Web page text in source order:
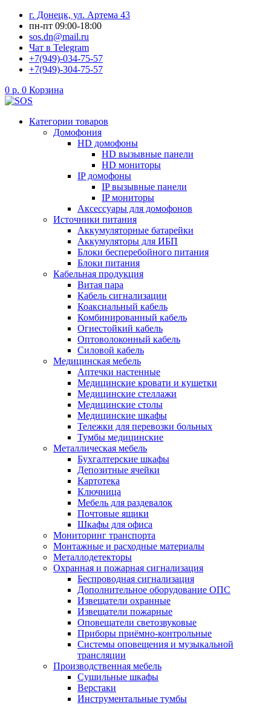
Перейти
содержимому
г. Донецк, ул. Артема 43
пн-пт 09:00-18:00
sos.dn@mail.ru
Чат в Telegram
+7(949)-034-75-57
+7(949)-304-75-57
0 р. 0 Корзина
Категории товаров
Домофония
HD домофоны
HD вызывные панели
HD мониторы
IP домофоны
IP вызывные панели
IP мониторы
Аксессуары для домофонов
Источники питания
Аккумуляторные батарейки
Аккумуляторы для ИБП
Блоки бесперебойного питания
Блоки питания
Кабельная продукция
Витая пара
Кабель сигнализации
Коаксиальный кабель
Комбинированный кабель
Огнестойкий кабель
Оптоволоконный кабель
Силовой кабель
Медицинская мебель
Аптечки настенные
Медицинские кровати и кушетки
Медицинские стеллажи
Медицинские столы
Медицинские шкафы
Тележки для перевозки больных
Тумбы медицинские
Металлическая мебель
Бухгалтерские шкафы
Депозитные ячейки
Картотека
Ключница
Мебель для раздевалок
Почтовые ящики
Шкафы для офиса
Мониторинг транспорта
Монтажные и расходные материалы
Металлодетекторы
Охранная и пожарная сигнализация
Беспроводная сигнализация
Дополнительное оборудование ОПС
Извещатели охранные
Извещатели пожарные
Оповещатели светозвуковые
Приборы приёмно-контрольные
Системы оповещения и музыкальной
трансляции
Производственная мебель
Cушильные шкафы
Верстаки
Инструментальные тумбы